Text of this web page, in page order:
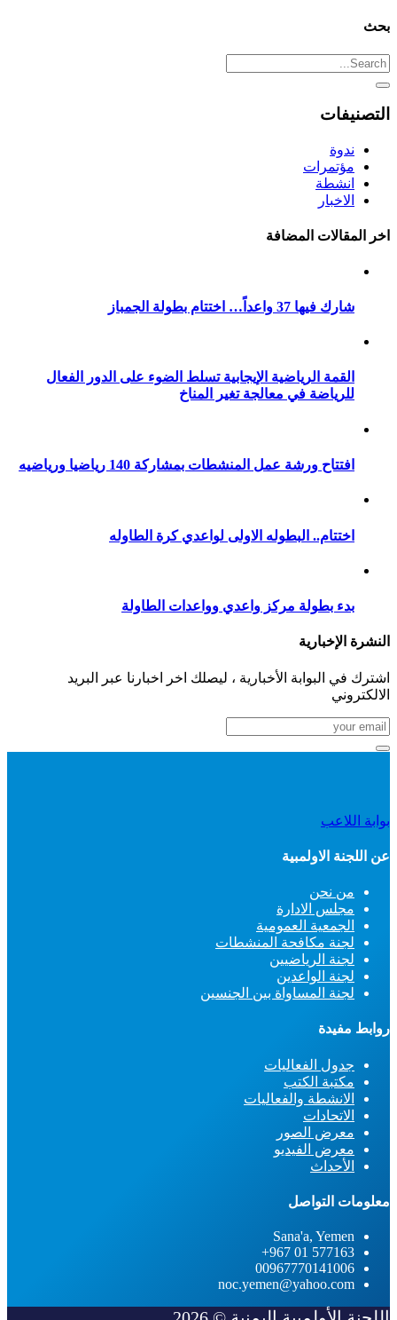
بحث
التصنيفات
ندوة
مؤتمرات
انشطة
الاخبار
اخر المقالات المضافة
شارك فيها 37 واعداً… اختتام بطولة الجمباز
القمة الرياضية الإيجابية تسلط الضوء على الدور الفعال
للرياضة في معالجة تغير المناخ
افتتاح ورشة عمل المنشطات بمشاركة 140 رياضيا ورياضيه
اختتام.. البطوله الاولى لواعدي كرة الطاوله
بدء بطولة مركز واعدي وواعدات الطاولة
النشرة الإخبارية
اشترك في البوابة الأخبارية ، ليصلك اخر اخبارنا عبر البريد
الالكتروني
بوابة اللاعب
عن اللجنة الاولمبية
من نحن
مجلس الادارة
الجمعية العمومية
لجنة مكافحة المنشطات
لجنة الرياضيين
لجنة الواعدين
لجنة المساواة بين الجنسين
روابط مفيدة
جدول الفعاليات
مكتبة الكتب
الانشطة والفعاليات
الاتحادات
معرض الصور
معرض الفيديو
الأحداث
معلومات التواصل
Sana'a, Yemen
577163 01 967+
00967770141006
noc.yemen@yahoo.com